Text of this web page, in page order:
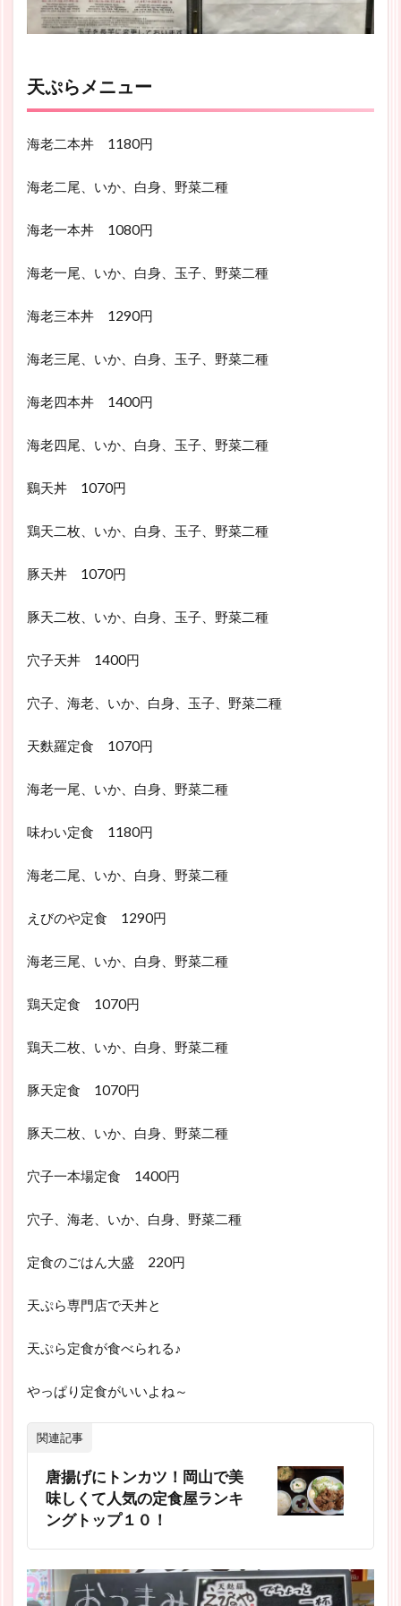
天ぷらメニュー
海老二本丼 1180円
海老二尾、いか、白身、野菜二種
海老一本丼 1080円
海老一尾、いか、白身、玉子、野菜二種
海老三本丼 1290円
海老三尾、いか、白身、玉子、野菜二種
海老四本丼 1400円
海老四尾、いか、白身、玉子、野菜二種
鷄天丼 1070円
鶏天二枚、いか、白身、玉子、野菜二種
豚天丼 1070円
豚天二枚、いか、白身、玉子、野菜二種
穴子天丼 1400円
穴子、海老、いか、白身、玉子、野菜二種
天麩羅定食 1070円
海老一尾、いか、白身、野菜二種
味わい定食 1180円
海老二尾、いか、白身、野菜二種
えびのや定食 1290円
海老三尾、いか、白身、野菜二種
鶏天定食 1070円
鶏天二枚、いか、白身、野菜二種
豚天定食 1070円
豚天二枚、いか、白身、野菜二種
穴子一本場定食 1400円
穴子、海老、いか、白身、野菜二種
定食のごはん大盛 220円
天ぷら専門店で天丼と
天ぷら定食が食べられる♪
やっぱり定食がいいよね～
関連記事
唐揚げにトンカツ！岡山で美
味しくて人気の定食屋ランキ
ングトップ１０！